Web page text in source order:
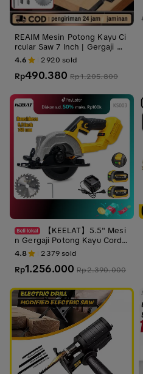
REAIM Mesin Potong Kayu Ci
rcular Saw 7 Inch | Gergaji Me
sin dengan Daya 750W & Ke
cepatan 4900 RPM (Cocok P
otong Kayu/Besi/Plastik) + M
Anti Getar
4.6 2920 sold
Rp490.380 Rp1.205.800
【KEELAT】5.5" Mesi
n Gergaji Potong Kayu Cordle
ss Circular Saw Electric Wood
Plastic Marble Cutter Electric
Saw Brushless 0-45Adjustabl
ogam
4.8 2379sold
Rp1.256.000 Rp2.390.000